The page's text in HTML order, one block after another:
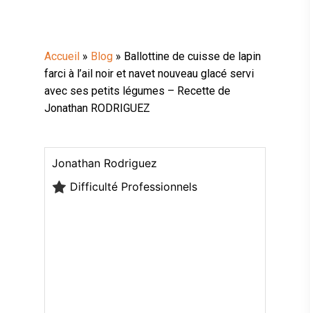
Accueil » Blog » Ballottine de cuisse de lapin
farci à l’ail noir et navet nouveau glacé servi
avec ses petits légumes – Recette de
Jonathan RODRIGUEZ
Jonathan Rodriguez
Difficulté Professionnels